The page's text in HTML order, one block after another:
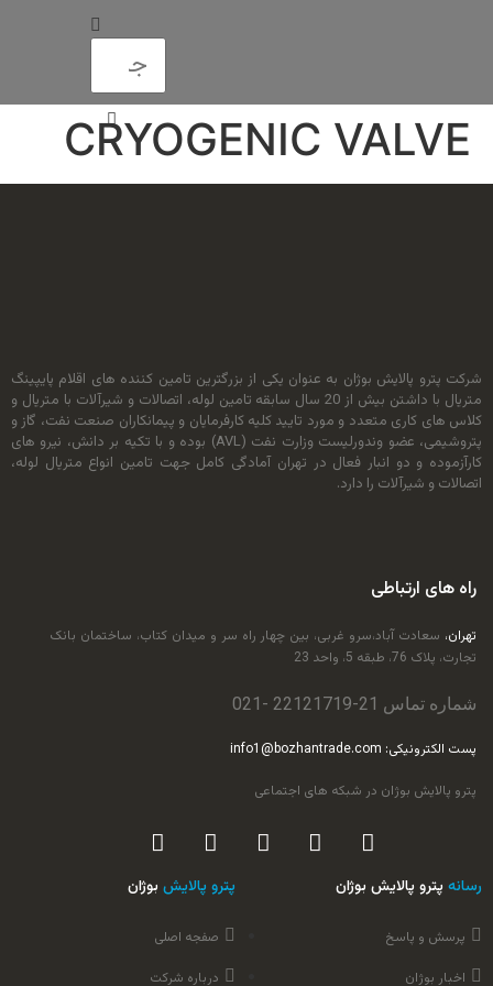
CRYOGENIC VALVE
شرکت پترو پالایش بوژان به عنوان یکی از بزرگترین تامین کننده های اقلام پایپینگ
متریال با داشتن بیش از 20 سال سابقه تامین لوله، اتصالات و شیرآلات با متریال و
کلاس های کاری متعدد و مورد تایید کلیه کارفرمایان و پیمانکاران صنعت نفت، گاز و
پتروشیمی، عضو وندورلیست وزارت نفت (AVL) بوده و با تکیه بر دانش، نیرو های
کارآزموده و دو انبار فعال در تهران آمادگی کامل جهت تامین انواع متریال لوله،
اتصالات و شیرآلات را دارد.
راه های ارتباطی
تهران، سعادت آباد،سرو غربی، بین چهار راه سر و میدان کتاب، ساختمان بانک
تجارت، پلاک 76، طبقه 5، واحد 23
شماره تماس 21- 22121719
-021
پست الکترونیکی: info1@bozhantrade.com
پترو پالایش بوژان در شبکه های اجتماعی
رسانه پترو پالایش بوژان
پرسش و پاسخ
اخبار بوژان
پترو پالایش بوژان
صفجه اصلی
درباره شرکت